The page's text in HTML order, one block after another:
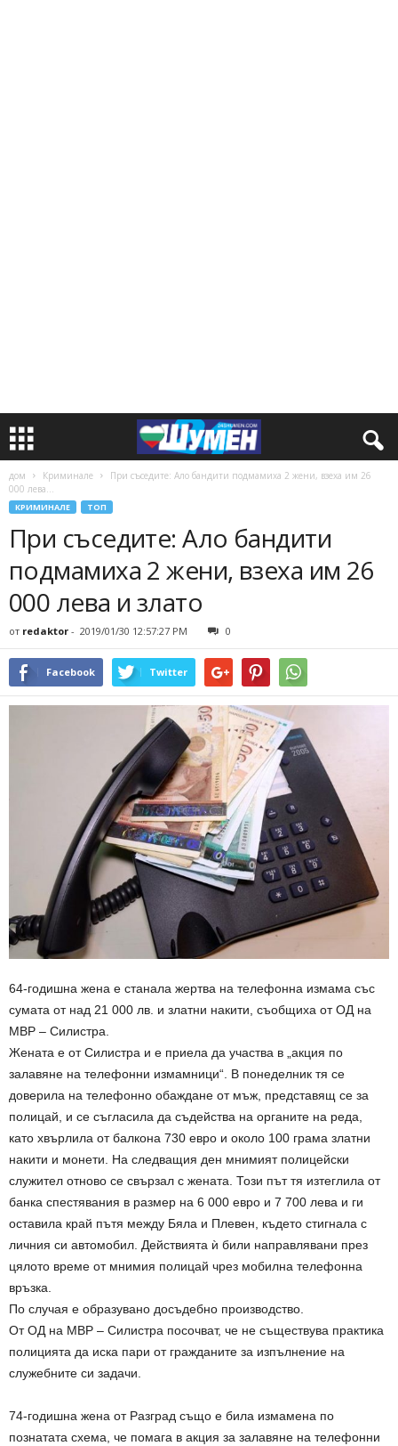
дом Криминале
При съседите: Ало бандити подмамиха 2 жени, взеха им 26
000 лева...
КРИМИНАЛЕ ТОП
При съседите: Ало бандити
подмамиха 2 жени, взеха им 26
000 лева и злато
от redaktor - 2019/01/30 12:57:27 PM 0
Facebook Twitter
64-годишна жена е станала жертва на телефонна измама със
сумата от над 21 000 лв. и златни накити, съобщиха от ОД на
МВР – Силистра.
Жената е от Силистра и е приела да участва в „акция по
залавяне на телефонни измамници“. В понеделник тя се
доверила на телефонно обаждане от мъж, представящ се за
полицай, и се съгласила да съдейства на органите на реда,
като хвърлила от балкона 730 евро и около 100 грама златни
накити и монети. На следващия ден мнимият полицейски
служител отново се свързал с жената. Този път тя изтеглила от
банка спестявания в размер на 6 000 евро и 7 700 лева и ги
оставила край пътя между Бяла и Плевен, където стигнала с
личния си автомобил. Действията ѝ били направлявани през
цялото време от мнимия полицай чрез мобилна телефонна
връзка.
По случая е образувано досъдебно производство.
От ОД на МВР – Силистра посочват, че не съществува практика
полицията да иска пари от гражданите за изпълнение на
служебните си задачи.
74-годишна жена от Разград също е била измамена по
познатата схема, че помага в акция за залавяне на телефонни